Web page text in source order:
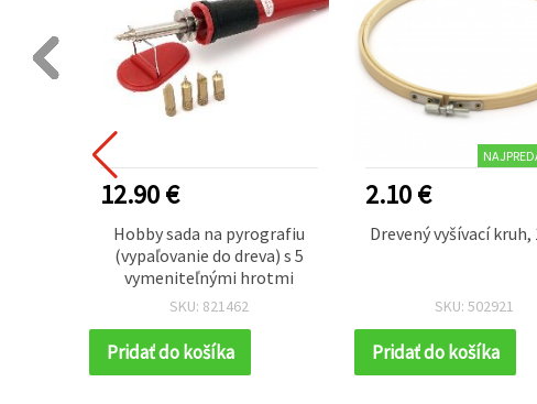
12.90 €
Hobby sada na pyrografiu
(vypaľovanie do dreva) s 5
vymeniteľnými hrotmi
SKU: 821462
Pridať do košíka
2.10 €
Drevený vyšívací kruh,
SKU: 502921
Pridať do košíka